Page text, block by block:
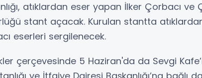
atıklardan eser yapan İlker Çorbacı ve
stant açacak. Kurulan stantta
eserleri sergilenecek.
çerçevesinde 5 Haziran'da da Sevgi